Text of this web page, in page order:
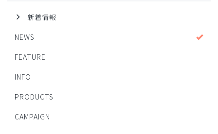
新着情報
NEWS
FEATURE
INFO
PRODUCTS
CAMPAIGN